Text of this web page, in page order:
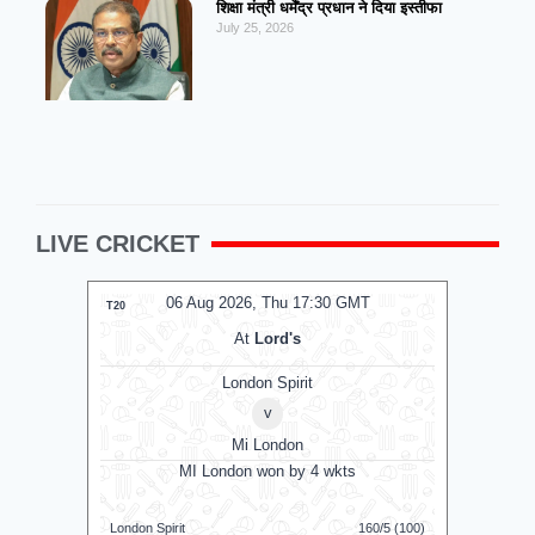
शिक्षा मंत्री धर्मेंद्र प्रधान ने दिया इस्तीफा
July 25, 2026
LIVE CRICKET
06 Aug 2026, Thu 14:00 GMT
T20
At Lord's
London Spirit Women
v
Mi London Women
MI London Women won by 3 runs
Mi London Women
122/9 (100)